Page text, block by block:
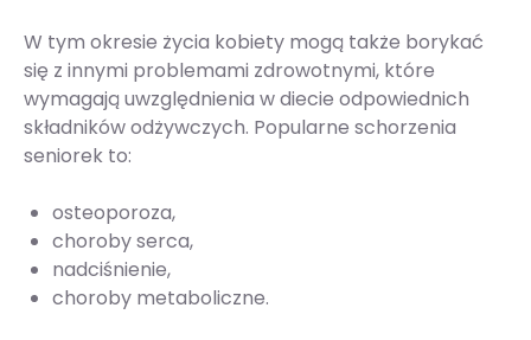
W tym okresie życia kobiety mogą także borykać
się z innymi problemami zdrowotnymi, które
wymagają uwzględnienia w diecie odpowiednich
składników odżywczych. Popularne schorzenia
seniorek to:
osteoporoza,
choroby serca,
nadciśnienie,
choroby metaboliczne.